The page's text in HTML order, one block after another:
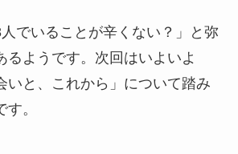
でいることが辛くない？」と弥
るようです。次回はいよいよ
いと、これから」について踏み
。